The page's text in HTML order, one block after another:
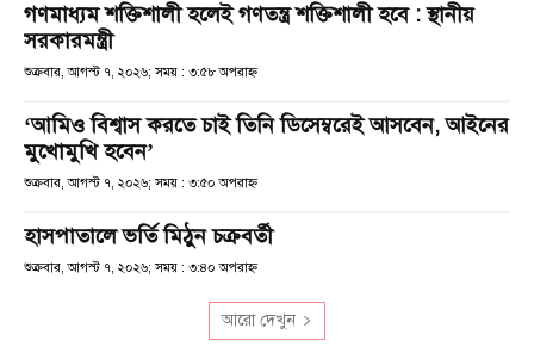
গণমাধ্যম শক্তিশালী হলেই গণতন্ত্র শক্তিশালী হবে : স্থানীয়
সরকারমন্ত্রী
শুক্রবার, আগস্ট ৭, ২০২৬; সময় : ৩:৫৮ অপরাহ্ণ
‘আমিও বিশ্বাস করতে চাই তিনি ডিসেম্বরেই আসবেন, আইনের
মুখোমুখি হবেন’
শুক্রবার, আগস্ট ৭, ২০২৬; সময় : ৩:৫০ অপরাহ্ণ
হাসপাতালে ভর্তি মিঠুন চক্রবর্তী
শুক্রবার, আগস্ট ৭, ২০২৬; সময় : ৩:৪০ অপরাহ্ণ
আরো দেখুন